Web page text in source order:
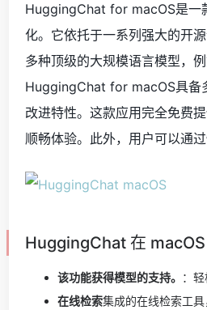
HuggingChat for macOS是一
化。它依托于一系列强大的开
多种顶级的大规模语言模型，
HuggingChat for macOS具备
改进特性。这款应用完全免费
顺畅体验。此外，用户可以通
HuggingChat 在
该功能获得模型的支持。 ：
在线检索集成的在线检索工具